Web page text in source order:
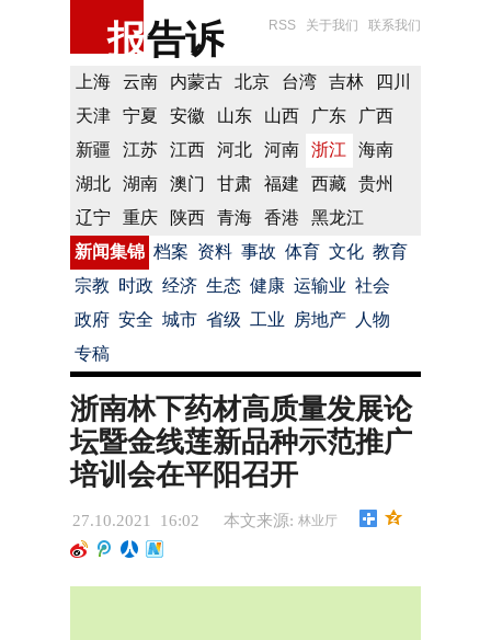
报告诉 RSS 关于我们 联系我们
上海 云南 内蒙古 北京 台湾 吉林
四川
天津
宁夏 安徽 山东 山西 广东
广西
新疆
江苏 江西 河北 河南 浙江
海南
湖北
湖南 澳门 甘肃 福建 西藏
贵州
辽宁
重庆 陕西 青海 香港
黑龙江
新闻集锦 档案 资料 事故 体育 文化 教育
宗教 时政 经济 生态 健康 运输业 社会
政府 安全 城市 省级 工业 房地产
人物
专稿
浙南林下药材高质量发展论
坛暨金线莲新品种示范推广
培训会在平阳召开
27.10.2021 16:02 本文来源: 林业厅